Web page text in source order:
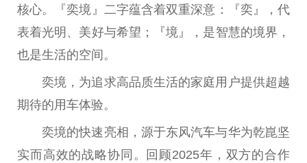
核心。『奕境』二字蕴含着双重深意：『奕』，代
表着光明、美好与希望；『境』，是智慧的境界，
也是生活的空间。
奕境，为追求高品质生活的家庭用户提供超越
期待的用车体验。
奕境的快速亮相，源于东风汽车与华为乾崑坚
实而高效的战略协同。回顾2025年，双方的合作